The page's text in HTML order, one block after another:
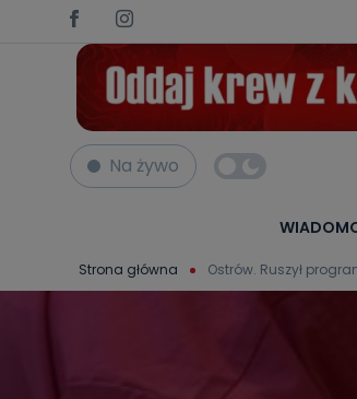
Na żywo
Strona główna Ostrów. Ruszył